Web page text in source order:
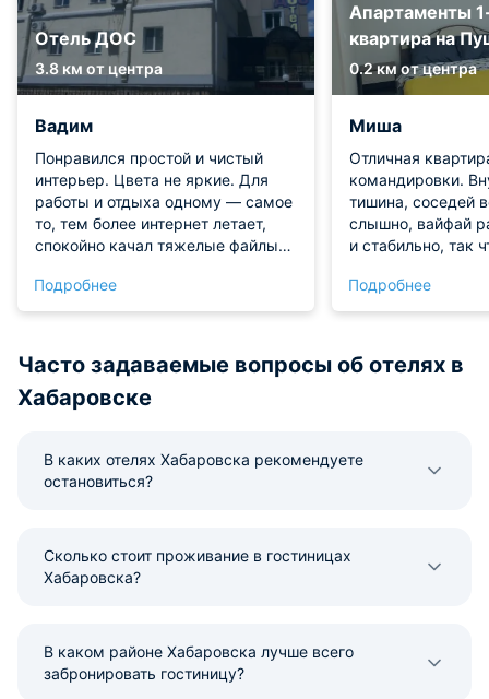
Отель ДОС
3.8 км от центра
Вадим
Понравился простой и чистый
интерьер. Цвета не яркие. Для
работы и отдыха одному — самое
то, тем более интернет летает,
спокойно качал тяжелые файлы
большой телевизор, каналов
много, картинка четкая. Отличный
Рекомендую!
Подробнее
Апартаменты
квартира на
0.2 км от центра
Миша
Отличная
командировки.
тишина, соседей
слышно, вайфай
и стабильно, так
ноутбуком.
удобное, до всех
Заселение
чётко.
Подробнее
Часто задаваемые вопросы об отелях в
Хабаровске
В каких отелях Хабаровска рекомендуете
остановиться?
Сколько стоит проживание в гостиницах
Хабаровска?
В каком районе Хабаровска лучше всего
забронировать гостиницу?